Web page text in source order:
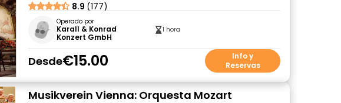
8.9 (177)
Operado por
Karall & Konrad
Konzert GmbH
1 hora
Desde€15.00
Info y
Reservas
Musikverein Vienna: Orquesta Mozart